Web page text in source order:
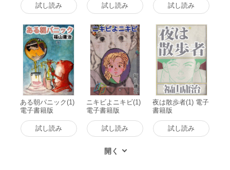
試し読み
試し読み 試し読み
ある朝パニック(1)
電子書籍版
試し読み
ニキビよニキビ(1)
電子書籍版
試し読み
夜は散歩者(1) 電子
書籍版
試し読み